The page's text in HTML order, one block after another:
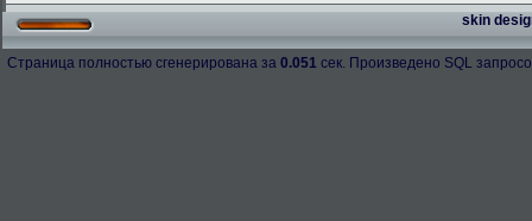
skin
Страница полностью сгенерирована за 0.051 сек. Произведено SQL